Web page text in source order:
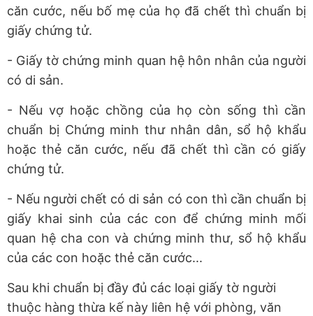
căn cước, nếu bố mẹ của họ đã chết thì chuẩn bị
giấy chứng tử.
- Giấy tờ chứng minh quan hệ hôn nhân của người
có di sản.
- Nếu vợ hoặc chồng của họ còn sống thì cần
chuẩn bị Chứng minh thư nhân dân, sổ hộ khẩu
hoặc thẻ căn cước, nếu đã chết thì cần có giấy
chứng tử.
- Nếu người chết có di sản có con thì cần chuẩn bị
giấy khai sinh của các con để chứng minh mối
quan hệ cha con và chứng minh thư, sổ hộ khẩu
của các con hoặc thẻ căn cước...
Sau khi chuẩn bị đầy đủ các loại giấy tờ người
thuộc hàng thừa kế này liên hệ với phòng, văn